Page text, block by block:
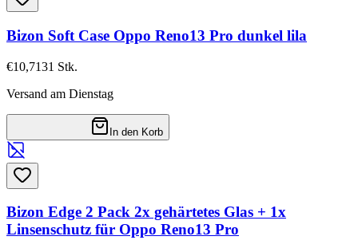
Bizon Soft Case Oppo Reno13 Pro dunkel lila
€10,7131 Stk.
Versand am Dienstag
In den Korb
Bizon Edge 2 Pack 2x gehärtetes Glas + 1x
Linsenschutz für Oppo Reno13 Pro